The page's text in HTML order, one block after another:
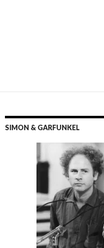
SIMON & GARFUNKEL